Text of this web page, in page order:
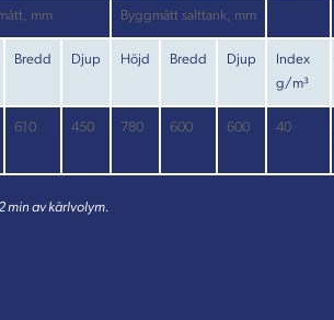
mm Byggmått salttank, mm
Bredd Djup Höjd Bredd Djup
Index
g/m³
610 450 780 600 600 40
min av kärlvolym.